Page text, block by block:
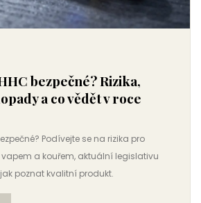
bezpečné? Rizika,
a co vědět v roce
Podívejte se na rizika pro
vapem a kouřem, aktuální legislativu
poznat kvalitní produkt.